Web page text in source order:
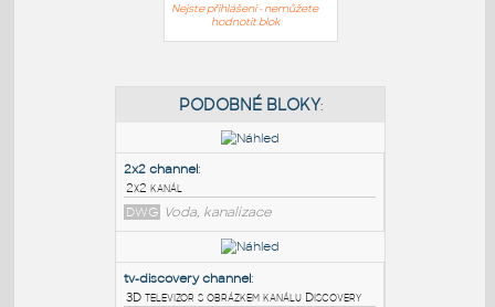
Nejste přihlášeni - nemůžete
hodnotit blok
PODOBNÉ BLOKY: